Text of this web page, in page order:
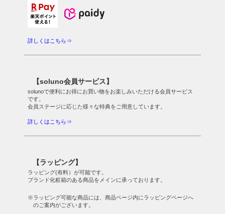
詳しくはこちら⇒
【soluno会員サービス】
solunoで便利にお得にお買い物をお楽しみいただける会員サービス
です。
会員ステージに応じた様々な特典をご用意しています。
詳しくはこちら⇒
【ラッピング】
ラッピング(有料）が可能です。
ブランド化粧箱のある商品をメインに承っております。
※ラッピング可能な商品には、商品ページ内にラッピングページへ
のご案内がございます。